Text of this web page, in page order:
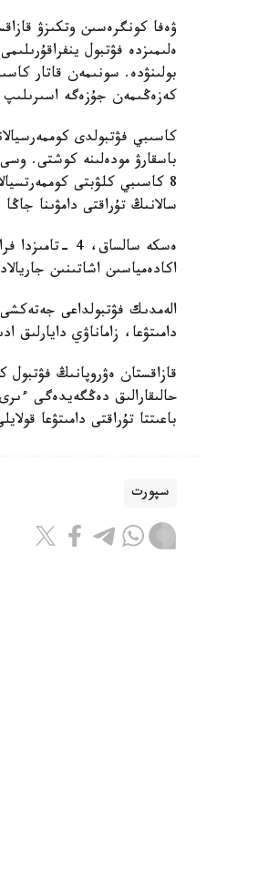
ۋەفا كونگرەسىن وتكىزۋ
ەلىمىزدە فۋتبول
بولىنۋدە. سونىمەن قاتار
كەزەڭىمەن جۇزەگە اسىرىلىپ
8 كاسىبي كلۋبتى
سالانىڭ تۇراقتى دامۋىنا
ەسكە
اكادەمياسىن اشاتىنىن
الەمدىك فۋتبولداعى
دامىتۋعا، زاماناۋي دايارلىق
قازاقستان ەۋروپانىڭ
حالىقارالىق دەڭگەيدەگى
باعىتتا تۇراقتى دامىتۋعا
سپورت